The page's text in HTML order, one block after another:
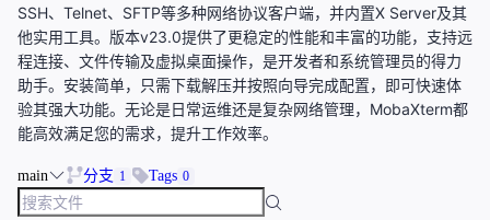
SSH、Telnet、SFTP等多种网络协议客户端，并内置X Server及其
他实用工具。版本v23.0提供了更稳定的性能和丰富的功能，支持远
程连接、文件传输及虚拟桌面操作，是开发者和系统管理员的得力
助手。安装简单，只需下载解压并按照向导完成配置，即可快速体
验其强大功能。无论是日常运维还是复杂网络管理，MobaXterm都
能高效满足您的需求，提升工作效率。
main 分支 1 Tags 0